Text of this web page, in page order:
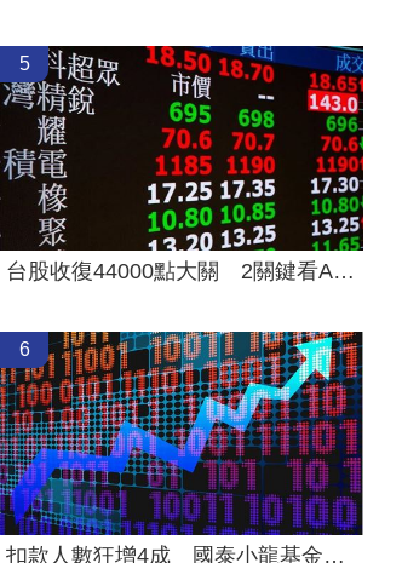
5
台股收復44000點大關 2關鍵看AI產業發展
6
扣款人數狂增4成 國泰小龍基金布局曝光